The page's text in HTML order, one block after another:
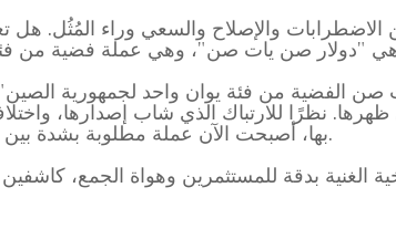
الاضطرابات والإصلاح والسعي وراء المُثُل.
نظرًا للارتباك الذي شاب إصدارها،
بها، أصبحت الآن عملة مطلوبة بشدة بين هواة جمع العملات الدوليين، حتى خارج آسيا.